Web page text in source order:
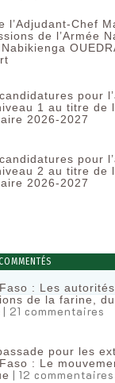
l’Adjudant-Chef
de l’Armée
pour
1 au titre de
2026-2027
pour
2 au titre de
2026-2027
: Les
de la farine,
| 21 commentaires
pour les
: Le
| 12 commentaires